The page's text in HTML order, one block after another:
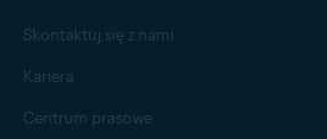
Skontaktuj się z nami
Kariera
Centrum prasowe